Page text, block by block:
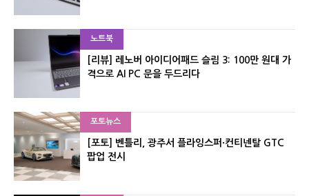
노트북
[리뷰] 레노버 아이디어패드 슬림 3: 100만 원대 가
격으로 AI PC 문을 두드리다
포토뉴스
[포토] 벤틀리, 광주서 플라잉스퍼·컨티넨탈 GTC
팝업 전시